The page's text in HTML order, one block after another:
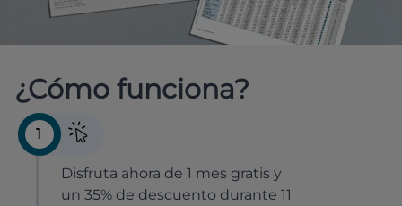
¿Cómo funciona?
1
Disfruta ahora de 1 mes gratis y
un 35% de descuento durante 11